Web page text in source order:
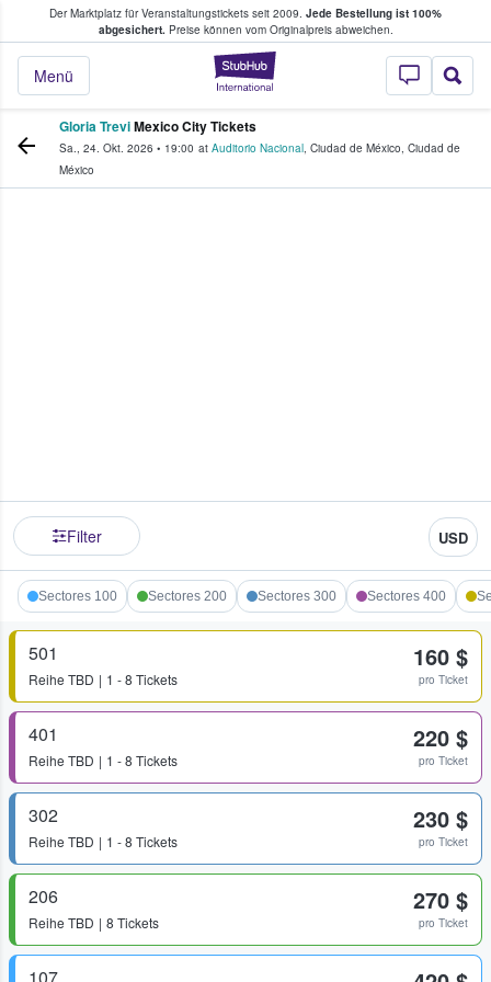
Der Marktplatz für Veranstaltungstickets seit 2009. Jede Bestellung ist 100%
abgesichert.Preise können vom Originalpreis abweichen.
StubHub - Wo
Menü
Tickets kaufen & verkaufen
Gloria TreviMexico City Tickets
Sa., 24. Okt. 2026 • 19:00 at Auditorio Nacional, Ciudad de México, Ciudad de
México
Filter USD
Sectores 100 Sectores 200 Sectores 300 Sectores 400
501
Reihe TBD 1 - 8 Tickets
160 $
pro Ticket
401
Reihe TBD 1 - 8 Tickets
220 $
pro Ticket
302
Reihe TBD 1 - 8 Tickets
230 $
pro Ticket
206
Reihe TBD 8 Tickets
270 $
pro Ticket